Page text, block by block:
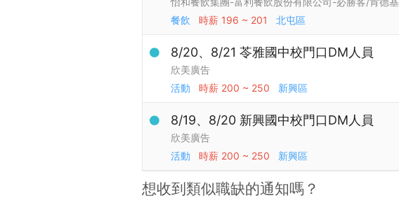
餐飲
時薪 196 ~ 201 北屯區
8/20、8/21 苓雅國中校門口DM人員
欣美廣告
活動
時薪 200 ~ 250 新興區
8/19、8/20 新興國中校門口DM人員
欣美廣告
活動
時薪 200 ~ 250 新興區
想收到類似職缺的通知嗎？